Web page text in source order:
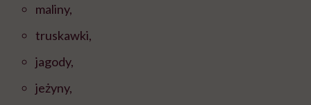
maliny,
truskawki,
jagody,
jeżyny,